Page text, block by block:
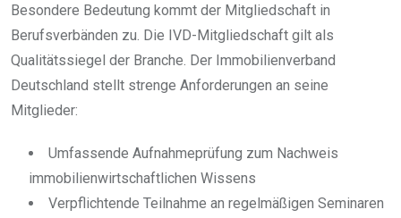
Besondere Bedeutung kommt der Mitgliedschaft in
Berufsverbänden zu. Die IVD-Mitgliedschaft gilt als
Qualitätssiegel der Branche. Der Immobilienverband
Deutschland stellt strenge Anforderungen an seine
Mitglieder:
Umfassende Aufnahmeprüfung zum Nachweis
immobilienwirtschaftlichen Wissens
Verpflichtende Teilnahme an regelmäßigen Seminaren